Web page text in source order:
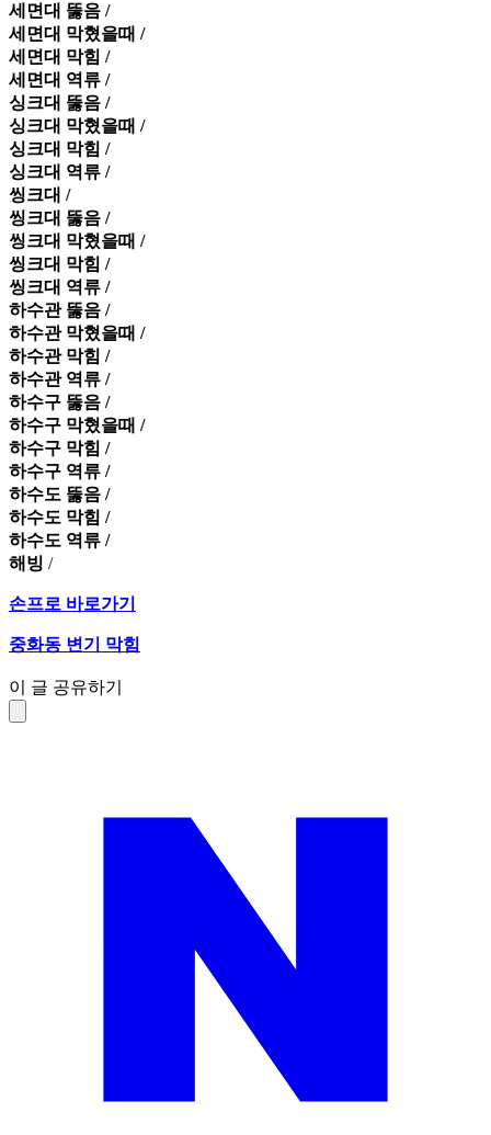
세면대 뚫음 /
세면대 막혔을때 /
세면대 막힘 /
세면대 역류 /
싱크대 뚫음 /
싱크대 막혔을때 /
싱크대 막힘 /
싱크대 역류 /
씽크대 /
씽크대 뚫음 /
씽크대 막혔을때 /
씽크대 막힘 /
씽크대 역류 /
하수관 뚫음 /
하수관 막혔을때 /
하수관 막힘 /
하수관 역류 /
하수구 뚫음 /
하수구 막혔을때 /
하수구 막힘 /
하수구 역류 /
하수도 뚫음 /
하수도 막힘 /
하수도 역류 /
해빙 /
손프로 바로가기
중화동 변기 막힘
이 글 공유하기